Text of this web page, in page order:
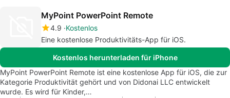
MyPoint PowerPoint Remote
4.9 Kostenlos
Eine kostenlose Produktivitäts-App für iOS.
Kostenlos herunterladen für iPhone
MyPoint PowerPoint Remote ist eine kostenlose App für iOS, die zur
Kategorie Produktivität gehört und von Didonai LLC entwickelt
wurde. Es wird für Kinder,…